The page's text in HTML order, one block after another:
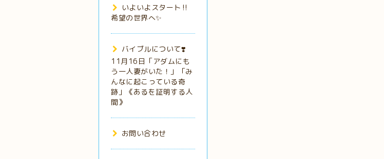
いよいよスタート‼️
希望の世界へ✨
バイブルについて❣️
11月16日「アダムにも
う一人妻がいた！」「み
んなに起こっている奇
跡」《あるを証明する人
間》
お問い合わせ